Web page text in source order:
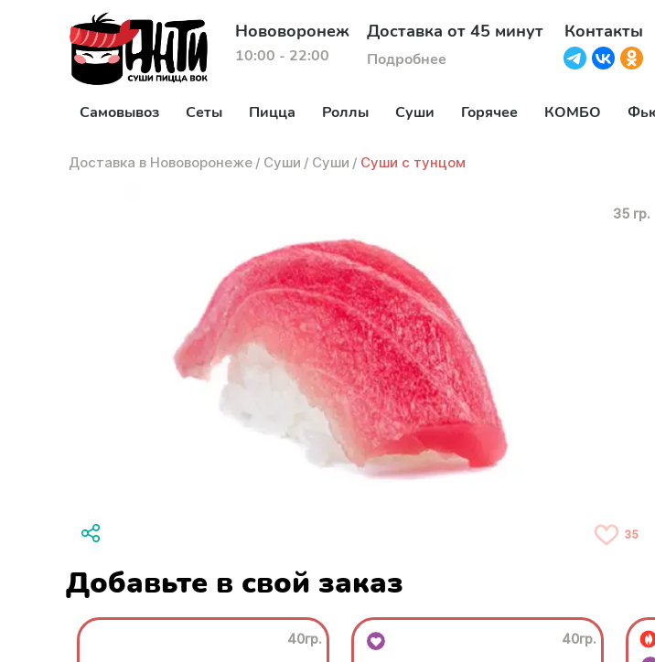
Нововоронеж
10:00 - 22:00
Доставка от 45 минут
Подробнее
Контакты
Самовывоз Сеты Пицца Роллы Суши Горячее КОМБО
Доставка в Нововоронеже / Суши / Суши / Суши с тунцом
35 гр.
35
Добавьте в свой заказ
40гр. 40гр.